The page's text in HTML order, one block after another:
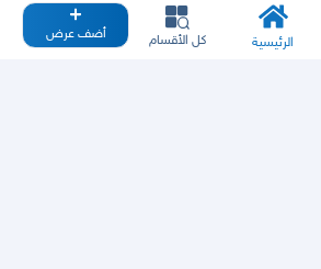
الرئيسية كل الأقسام أضف عرض